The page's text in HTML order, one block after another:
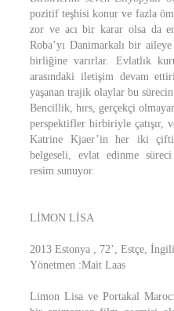
pozitif teşhisi konur ve fazla
zor ve acı bir karar olsa da
Roba’yı Danimarkalı bir
birliğine varırlar. Evlatlık
arasındaki iletişim devam
yaşanan trajik olaylar bu
Bencillik, hırs, gerçekçi
perspektifler birbiriyle çatışır,
Katrine Kjaer’in her iki
belgeseli, evlat edinme
resim sunuyor.
LİMON LİSA
2013 Estonya , 72’, Estçe,
Yönetmen :Mait Laas
Limon Lisa ve Portakal